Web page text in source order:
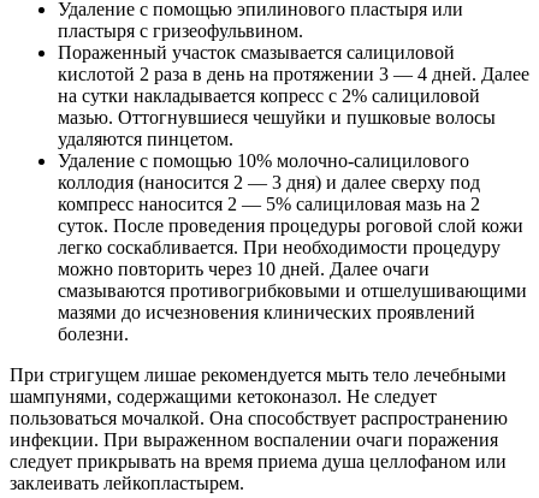
Удаление с помощью эпилинового пластыря или
пластыря с гризеофульвином.
Пораженный участок смазывается салициловой
кислотой 2 раза в день на протяжении 3 — 4 дней. Далее
на сутки накладывается копресс с 2% салициловой
мазью. Оттогнувшиеся чешуйки и пушковые волосы
удаляются пинцетом.
Удаление с помощью 10% молочно-салицилового
коллодия (наносится 2 — 3 дня) и далее сверху под
компресс наносится 2 — 5% салициловая мазь на 2
суток. После проведения процедуры роговой слой кожи
легко соскабливается. При необходимости процедуру
можно повторить через 10 дней. Далее очаги
смазываются противогрибковыми и отшелушивающими
мазями до исчезновения клинических проявлений
болезни.
При стригущем лишае рекомендуется мыть тело лечебными
шампунями, содержащими кетоконазол. Не следует
пользоваться мочалкой. Она способствует распространению
инфекции. При выраженном воспалении очаги поражения
следует прикрывать на время приема душа целлофаном или
заклеивать лейкопластырем.